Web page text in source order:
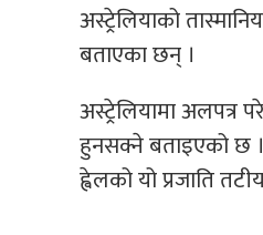
अस्ट्रेलियाको
बताएका छन् ।
अस्ट्रेलियामा
हुनसक्ने बताइएको छ ।
ह्वेलको यो प्रजाति